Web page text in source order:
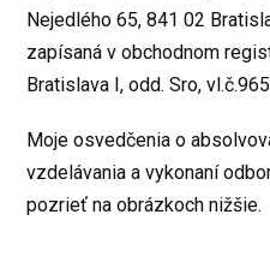
Nejedlého 65, 841 02
zapísaná v obchodnom
Bratislava I, odd. Sro,
Moje osvedčenia o
vzdelávania a vykonaní
pozrieť na obrázkoch nižšie.